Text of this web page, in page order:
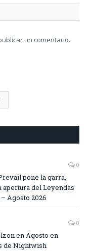
un comentario.
0
pone la garra,
apertura del Leyendas
Agosto 2026
0
en Agosto en
de Nightwish